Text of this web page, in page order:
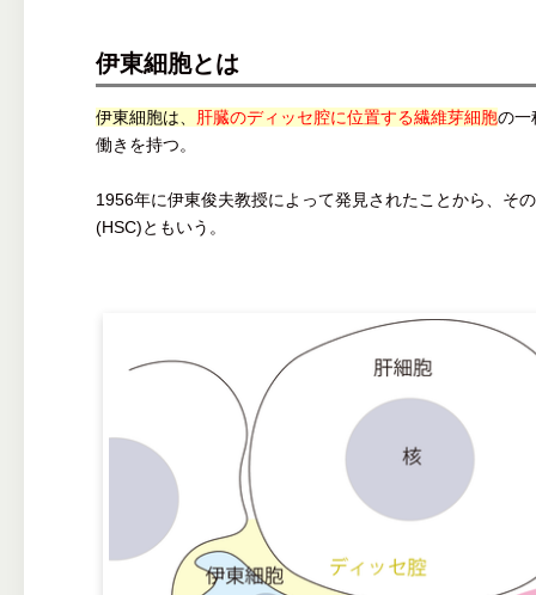
伊東細胞とは
伊東細胞は、 肝臓のディッセ腔に位置する繊維芽細胞の一
働きを持つ。
1956年に伊東俊夫教授によって発見されたことから、そ
(HSC)ともいう。